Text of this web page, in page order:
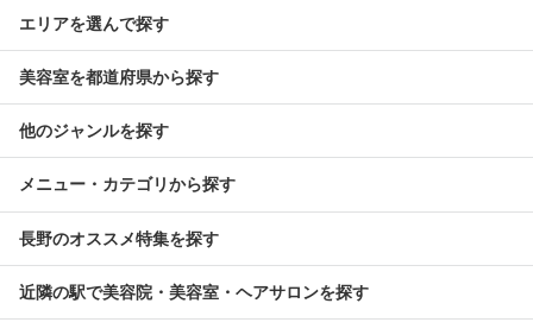
エリアを選んで探す
美容室を都道府県から探す
他のジャンルを探す
メニュー・カテゴリから探す
長野のオススメ特集を探す
近隣の駅で美容院・美容室・ヘアサロンを探す